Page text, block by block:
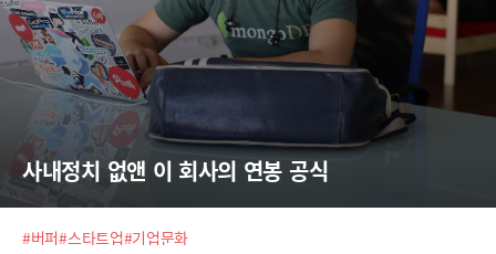
사내정치 없앤 이 회사의 연봉 공식
#버퍼#스타트업#기업문화